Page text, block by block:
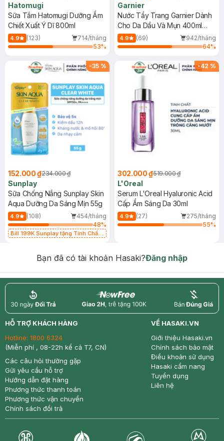
Hatomugi
Sữa Tắm Hatomugi Dưỡng Ẩm
Chiết Xuất Ý Dĩ 800ml
4.9 (123)
714/tháng
53%
Garnier
Nước Tẩy Trang Garnier Dành
Cho Da Dầu Và Mụn 400ml
(Mới)
4.9 (69)
942/tháng
64%
-35 %
152.000 ₫234.000 ₫
Sunplay
Sữa Chống Nắng Sunplay Skin
Aqua Dưỡng Da Sáng Mịn 55g
4.9 (108)
454/tháng
48%
Bill 199K Sunplay tặng Tinh Chất
-42 %
302.000 ₫519.000 ₫
L'Oreal
Serum L'Oreal Hyaluronic Acid
Cấp Ẩm Sáng Da 30ml
4.9 (27)
275/tháng
55%
Bạn đã có tài khoản Hasaki?Đăng nhập
return nowfree price
HỖ TRỢ KHÁCH HÀNG
Hotline: 1800 6324
(Miễn phí , 08-22h kể cả T7, CN)
Các câu hỏi thường gặp
Gửi yêu cầu hỗ trợ
Hướng dẫn đặt hàng
Phương thức thanh toán
Phương thức vận chuyển
Chính sách đổi trả
VỀ HASAKI.VN
Giới thiệu Hasaki.vn
Chính sách bảo mật
Điều khoản sử dụng
Hasaki cẩm nang
Tuyển dụng
Liên hệ